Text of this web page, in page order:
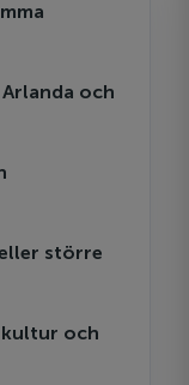
och
större
kultur och